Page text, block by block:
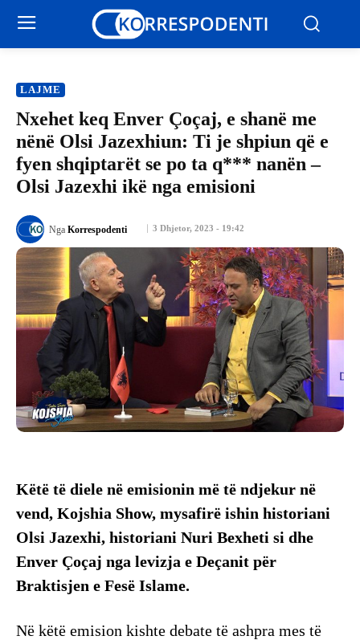
LAJME
Nxehet keq Enver Çoçaj, e shanë me
nënë Olsi Jazexhiun: Ti je shpiun që e
fyen shqiptarët se po ta q*** nanën –
Olsi Jazexhi ikë nga emisioni
3 Dhjetor, 2023 - 19:42
Nga Korrespodenti
Këtë të diele në emisionin më të ndjekur në
vend, Kojshia Show, mysafirë ishin historiani
Olsi Jazexhi, historiani Nuri Bexheti si dhe
Enver Çoçaj nga levizja e Deçanit për
Braktisjen e Fesë Islame.
Në këtë emision kishte debate të ashpra mes të